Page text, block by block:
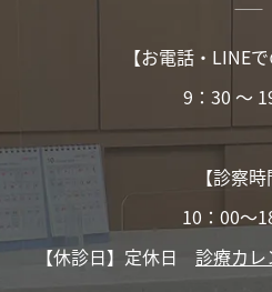
【お電話・LINE
9：30 〜
【診察時
10：00〜
【休診日】定休日 診療カ